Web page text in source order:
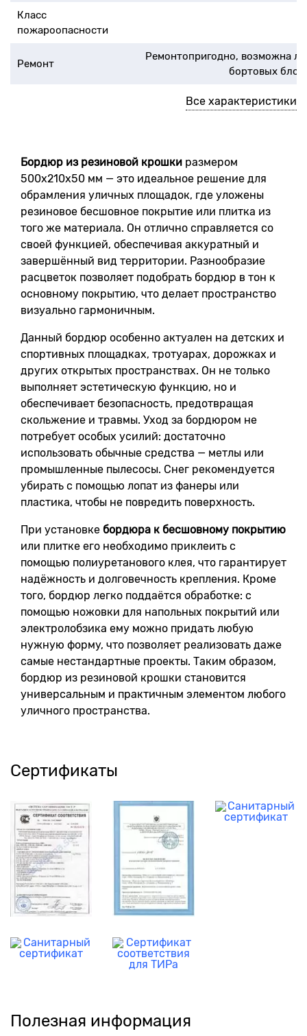
Класс
пожароопасности
Ремонт
Ремонтопригодно, возможна
бортовых
Все характеристики
Бордюр из резиновой крошки размером
500x210x50 мм — это идеальное решение для
обрамления уличных площадок, где уложены
резиновое бесшовное покрытие или плитка из
того же материала. Он отлично справляется со
своей функцией, обеспечивая аккуратный и
завершённый вид территории. Разнообразие
расцветок позволяет подобрать бордюр в тон к
основному покрытию, что делает пространство
визуально гармоничным.
Данный бордюр особенно актуален на детских и
спортивных площадках, тротуарах, дорожках и
других открытых пространствах. Он не только
выполняет эстетическую функцию, но и
обеспечивает безопасность, предотвращая
скольжение и травмы. Уход за бордюром не
потребует особых усилий: достаточно
использовать обычные средства — метлы или
промышленные пылесосы. Снег рекомендуется
убирать с помощью лопат из фанеры или
пластика, чтобы не повредить поверхность.
При установке бордюра к бесшовному покрытию
или плитке его необходимо приклеить с
помощью полиуретанового клея, что гарантирует
надёжность и долговечность крепления. Кроме
того, бордюр легко поддаётся обработке: с
помощью ножовки для напольных покрытий или
электролобзика ему можно придать любую
нужную форму, что позволяет реализовать даже
самые нестандартные проекты. Таким образом,
бордюр из резиновой крошки становится
универсальным и практичным элементом любого
уличного пространства.
Сертификаты
Полезная информация